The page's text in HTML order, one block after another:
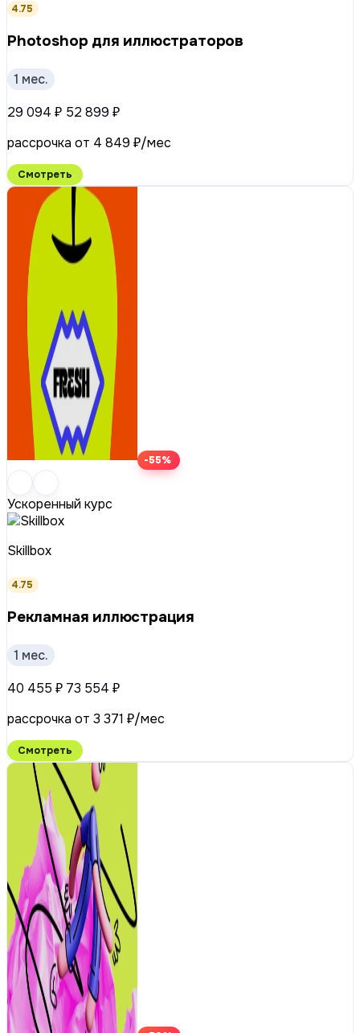
4.75
Photoshop для иллюстраторов
1 мес.
29 094 ₽ 52 899 ₽
рассрочка от 4 849 ₽/мес
Смотреть
-55%
Ускоренный курс
Skillbox
4.75
Рекламная иллюстрация
1 мес.
40 455 ₽ 73 554 ₽
рассрочка от 3 371 ₽/мес
Смотреть